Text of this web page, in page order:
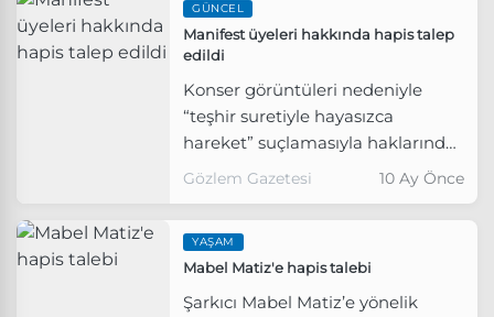
GÜNCEL
Manifest üyeleri hakkında hapis talep
edildi
Konser görüntüleri nedeniyle
“teşhir suretiyle hayasızca
hareket” suçlamasıyla haklarında
soruşturma başlatılan Manifest
Gözlem Gazetesi 10 Ay Önce
YAŞAM
Mabel Matiz'e hapis talebi
Şarkıcı Mabel Matiz’e yönelik